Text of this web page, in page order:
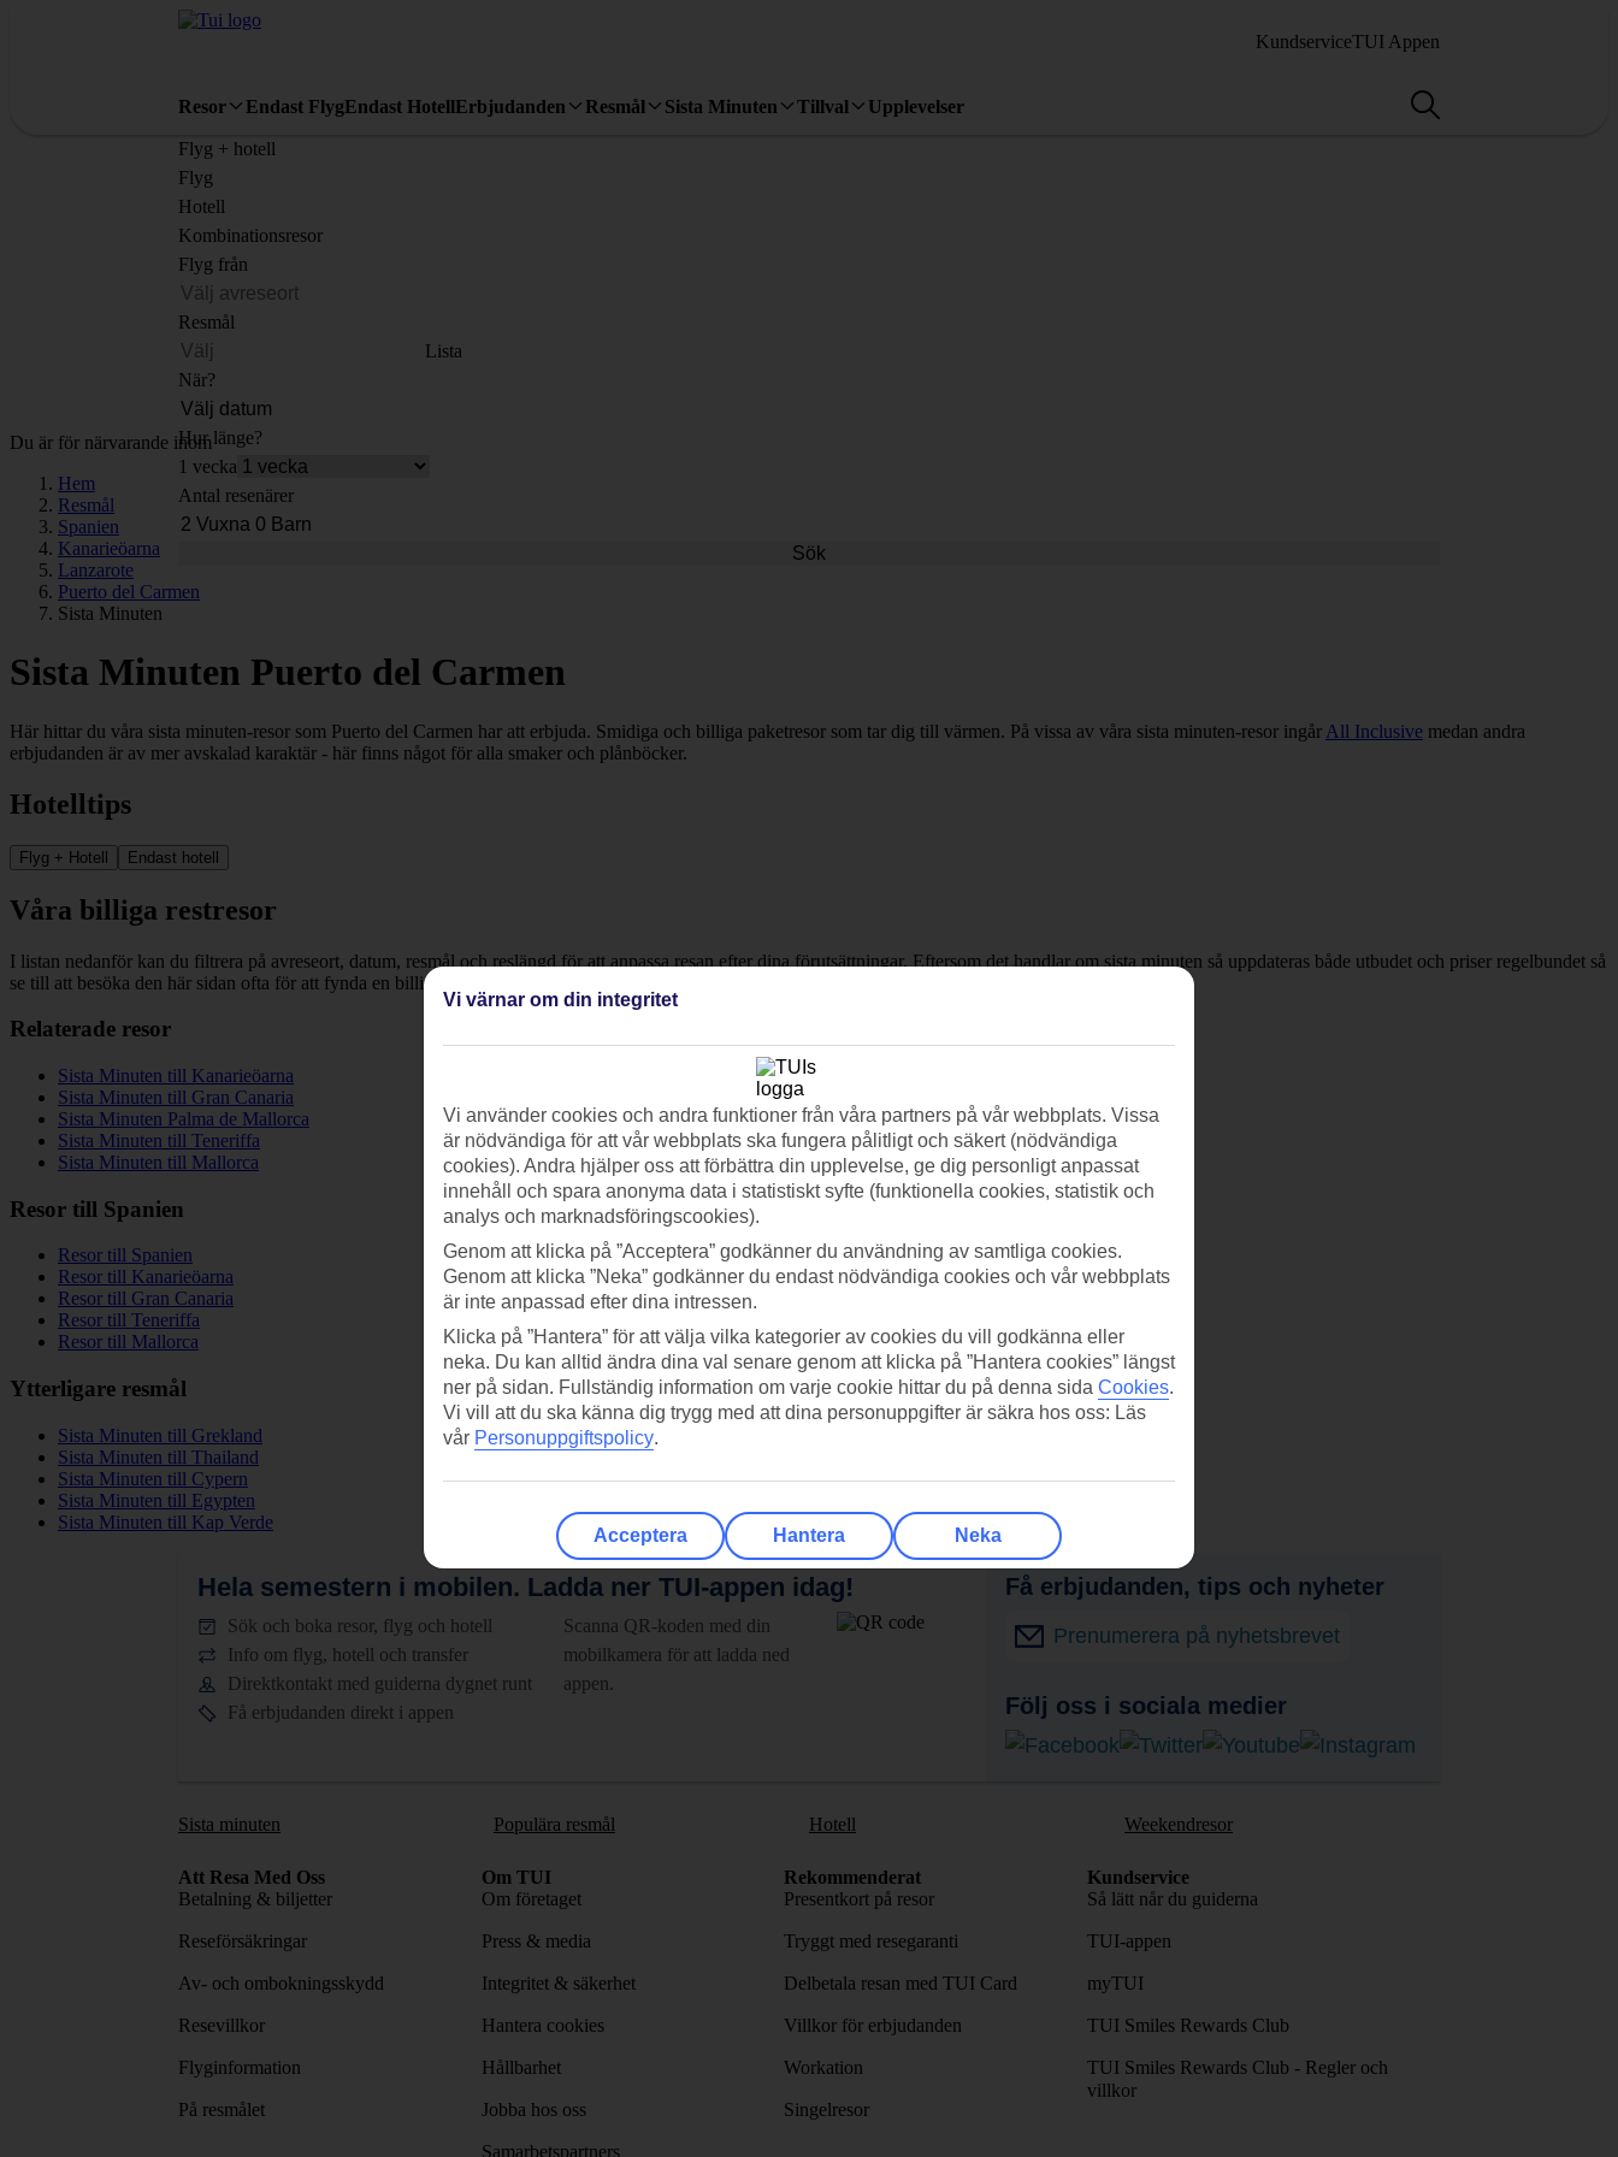
KundserviceTUI Appen
Resor Endast FlygEndast HotellErbjudanden Resmål Sista Minuten Tillval Upplevelser
Flyg + hotell
Flyg
Hotell
Kombinationsresor
Flyg från
Resmål
Lista
När?
Hur länge?
1 vecka
Antal resenärer
Sök
Du är för närvarande inom
Hem
Resmål
Spanien
Kanarieöarna
Lanzarote
Puerto del Carmen
Sista Minuten
Sista Minuten Puerto del Carmen
Här hittar du våra sista minuten-resor som Puerto del Carmen har att erbjuda. Smidiga och billiga paketresor som tar dig till värmen. På vissa av våra sista minuten-resor ingår All Inclusive medan andra
erbjudanden är av mer avskalad karaktär - här finns något för alla smaker och plånböcker.
Hotelltips
Flyg + Hotell Endast hotell
Våra billiga restresor
I listan nedanför kan du filtrera på avreseort, datum, resmål och reslängd för att anpassa resan efter dina förutsättningar. Eftersom det handlar om sista minuten så uppdateras både utbudet och priser regelbundet så
se till att besöka den här sidan ofta för att fynda en billig restresa och boka din nästa semester till Puerto del Carmen!
Relaterade resor
Sista Minuten till Kanarieöarna
Sista Minuten till Gran Canaria
Sista Minuten Palma de Mallorca
Sista Minuten till Teneriffa
Sista Minuten till Mallorca
Resor till Spanien
Resor till Spanien
Resor till Kanarieöarna
Resor till Gran Canaria
Resor till Teneriffa
Resor till Mallorca
Ytterligare resmål
Sista Minuten till Grekland
Sista Minuten till Thailand
Sista Minuten till Cypern
Sista Minuten till Egypten
Sista Minuten till Kap Verde
Hela semestern i mobilen. Ladda ner TUI-appen idag!
Sök och boka resor, flyg och hotell
Info om flyg, hotell och transfer
Direktkontakt med guiderna dygnet runt
Få erbjudanden direkt i appen
Scanna QR-koden med din
mobilkamera för att ladda ned
appen.
Få erbjudanden, tips och nyheter
Prenumerera på nyhetsbrevet
Följ oss i sociala medier
Sista minuten Populära resmål Hotell Weekendresor
Att Resa Med Oss
Betalning & biljetter
Reseförsäkringar
Av- och ombokningsskydd
Resevillkor
Flyginformation
På resmålet
Om TUI
Om företaget
Press & media
Integritet & säkerhet
Hantera cookies
Hållbarhet
Jobba hos oss
Samarbetspartners
Rekommenderat
Presentkort på resor
Tryggt med resegaranti
Delbetala resan med TUI Card
Villkor för erbjudanden
Workation
Singelresor
Kundservice
Så lätt når du guiderna
TUI-appen
myTUI
TUI Smiles Rewards Club
TUI Smiles Rewards Club - Regler och
villkor
Vi värnar om din integritet
Vi använder cookies och andra funktioner från våra partners på vår webbplats. Vissa
är nödvändiga för att vår webbplats ska fungera pålitligt och säkert (nödvändiga
cookies). Andra hjälper oss att förbättra din upplevelse, ge dig personligt anpassat
innehåll och spara anonyma data i statistiskt syfte (funktionella cookies, statistik och
analys och marknadsföringscookies).
Genom att klicka på ”Acceptera” godkänner du användning av samtliga cookies.
Genom att klicka ”Neka” godkänner du endast nödvändiga cookies och vår webbplats
är inte anpassad efter dina intressen.
Klicka på ”Hantera” för att välja vilka kategorier av cookies du vill godkänna eller
neka. Du kan alltid ändra dina val senare genom att klicka på ”Hantera cookies” längst
ner på sidan. Fullständig information om varje cookie hittar du på denna sida Cookies.
Vi vill att du ska känna dig trygg med att dina personuppgifter är säkra hos oss: Läs
vår Personuppgiftspolicy.
Acceptera Hantera Neka